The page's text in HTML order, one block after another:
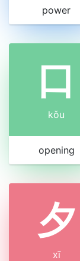
power
口
kǒu
opening
夕
xī